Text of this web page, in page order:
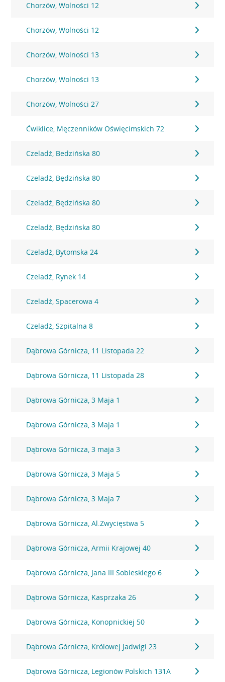
Chorzów, Wolności 12
Chorzów, Wolności 12
Chorzów, Wolności 13
Chorzów, Wolności 13
Chorzów, Wolności 27
Ćwiklice, Męczenników Oświęcimskich 72
Czeladź, Bedzińska 80
Czeladź, Będzińska 80
Czeladź, Będzińska 80
Czeladź, Będzińska 80
Czeladź, Bytomska 24
Czeladź, Rynek 14
Czeladź, Spacerowa 4
Czeladź, Szpitalna 8
Dąbrowa Górnicza, 11 Listopada 22
Dąbrowa Górnicza, 11 Listopada 28
Dąbrowa Górnicza, 3 Maja 1
Dąbrowa Górnicza, 3 Maja 1
Dąbrowa Górnicza, 3 maja 3
Dąbrowa Górnicza, 3 Maja 5
Dąbrowa Górnicza, 3 Maja 7
Dąbrowa Górnicza, Al.Zwycięstwa 5
Dąbrowa Górnicza, Armii Krajowej 40
Dąbrowa Górnicza, Jana III Sobieskiego 6
Dąbrowa Górnicza, Kasprzaka 26
Dąbrowa Górnicza, Konopnickiej 50
Dąbrowa Górnicza, Królowej Jadwigi 23
Dąbrowa Górnicza, Legionów Polskich 131A